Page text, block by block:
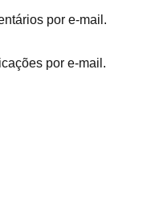
por e-mail.
por e-mail.